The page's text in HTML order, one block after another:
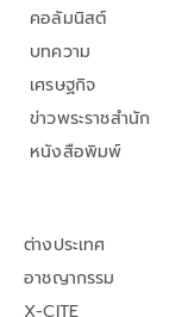
คอลัมนิสต์
บทความ
เศรษฐกิจ
ข่าวพระราชสำนัก
หนังสือพิมพ์
ต่างประเทศ
อาชญากรรม
X-CITE